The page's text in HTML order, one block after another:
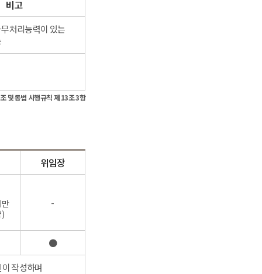
비고
처리능력이 있는
및 동법 시행규칙 제 13조 3항
위임장
만
-
●
작성하며